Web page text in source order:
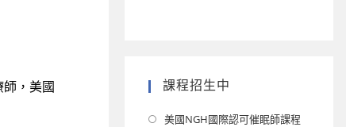
，美國
課程招生中
美國NGH國際認可催眠師課程